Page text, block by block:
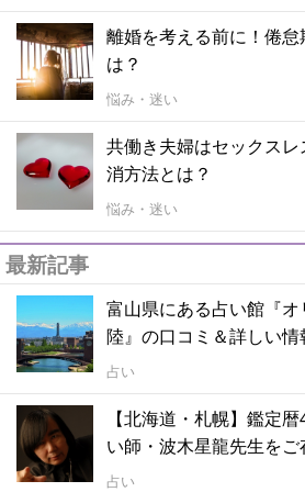
離婚を考える前に！倦
は？
悩み・迷い
共働き夫婦はセックス
消方法とは？
悩み・迷い
最新記事
富山県にある占い館『
陸』の口コミ＆詳しい情
占い
【北海道・札幌】鑑定
い師・波木星龍先生をご
占い